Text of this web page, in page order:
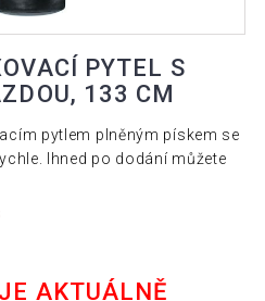
PYTEL S
133 CM
pytlem plněným pískem se
Ihned po dodání můžete
AKTUÁLNĚ